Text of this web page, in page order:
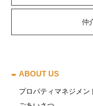
仲
ABOUT US
プロパティマネジメン